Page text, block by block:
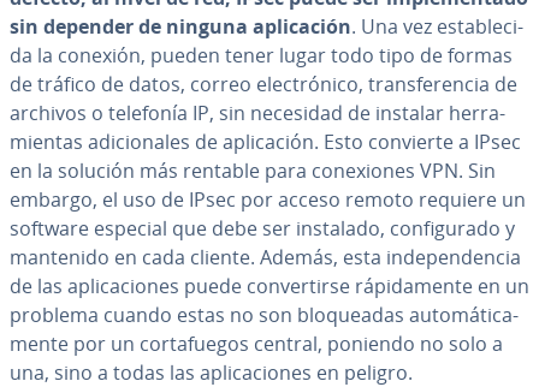
sin depender de ninguna apli­ca­ción. Una vez es­ta­ble­ci­
da la conexión, pueden tener lugar todo tipo de formas
de tráfico de datos, correo ele­c­tró­ni­co, tra­n­s­fe­re­n­cia de
archivos o telefonía IP, sin necesidad de instalar he­rra­
mie­n­tas adi­cio­na­les de apli­ca­ción. Esto convierte a IPsec
en la solución más rentable para co­ne­xio­nes VPN. Sin
embargo, el uso de IPsec por acceso remoto requiere un
software especial que debe ser instalado, co­n­fi­gu­ra­do y
mantenido en cada cliente. Además, esta in­de­pe­n­de­n­cia
de las apli­ca­cio­nes puede co­n­ve­r­ti­r­se rá­pi­da­me­n­te en un
problema cuando estas no son blo­quea­das au­to­má­ti­ca­
me­n­te por un co­r­ta­fue­gos central, poniendo no solo a
una, sino a todas las apli­ca­cio­nes en peligro.